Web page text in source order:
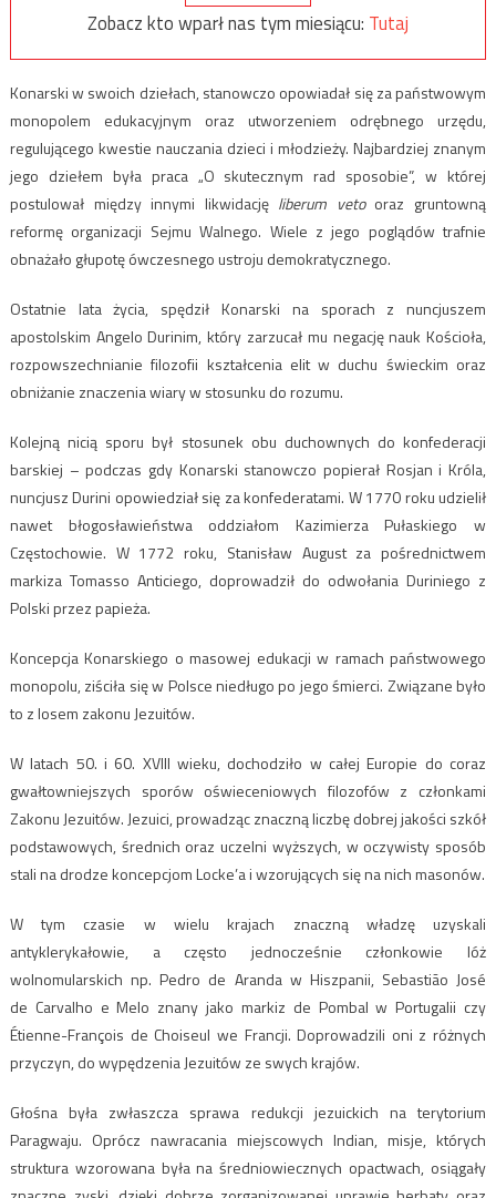
Zobacz kto wparł nas tym miesiącu: Tutaj
Konarski w swoich dziełach, stanowczo opowiadał się za państwowym
monopolem edukacyjnym oraz utworzeniem odrębnego urzędu,
regulującego kwestie nauczania dzieci i młodzieży. Najbardziej znanym
jego dziełem była praca „O skutecznym rad sposobie”, w której
postulował między innymi likwidację liberum veto oraz gruntowną
reformę organizacji Sejmu Walnego. Wiele z jego poglądów trafnie
obnażało głupotę ówczesnego ustroju demokratycznego.
Ostatnie lata życia, spędził Konarski na sporach z nuncjuszem
apostolskim Angelo Durinim, który zarzucał mu negację nauk Kościoła,
rozpowszechnianie filozofii kształcenia elit w duchu świeckim oraz
obniżanie znaczenia wiary w stosunku do rozumu.
Kolejną nicią sporu był stosunek obu duchownych do konfederacji
barskiej – podczas gdy Konarski stanowczo popierał Rosjan i Króla,
nuncjusz Durini opowiedział się za konfederatami. W 1770 roku udzielił
nawet błogosławieństwa oddziałom Kazimierza Pułaskiego w
Częstochowie. W 1772 roku, Stanisław August za pośrednictwem
markiza Tomasso Anticiego, doprowadził do odwołania Duriniego z
Polski przez papieża.
Koncepcja Konarskiego o masowej edukacji w ramach państwowego
monopolu, ziściła się w Polsce niedługo po jego śmierci. Związane było
to z losem zakonu Jezuitów.
W latach 50. i 60. XVIII wieku, dochodziło w całej Europie do coraz
gwałtowniejszych sporów oświeceniowych filozofów z członkami
Zakonu Jezuitów. Jezuici, prowadząc znaczną liczbę dobrej jakości szkół
podstawowych, średnich oraz uczelni wyższych, w oczywisty sposób
stali na drodze koncepcjom Locke’a i wzorujących się na nich masonów.
W tym czasie w wielu krajach znaczną władzę uzyskali
antyklerykałowie, a często jednocześnie członkowie lóż
wolnomularskich np. Pedro de Aranda w Hiszpanii, Sebastião José
de Carvalho e Melo znany jako markiz de Pombal w Portugalii czy
Étienne-François de Choiseul we Francji. Doprowadzili oni z różnych
przyczyn, do wypędzenia Jezuitów ze swych krajów.
Głośna była zwłaszcza sprawa redukcji jezuickich na terytorium
Paragwaju. Oprócz nawracania miejscowych Indian, misje, których
struktura wzorowana była na średniowiecznych opactwach, osiągały